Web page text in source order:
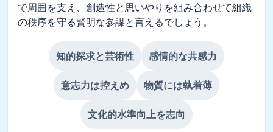
で周囲を支え、創造性と思いやりを組み合わせて組織
の秩序を守る賢明な参謀と言えるでしょう。
知的探求と芸術性 感情的な共感力
意志力は控えめ 物質には執着薄
文化的水準向上を志向